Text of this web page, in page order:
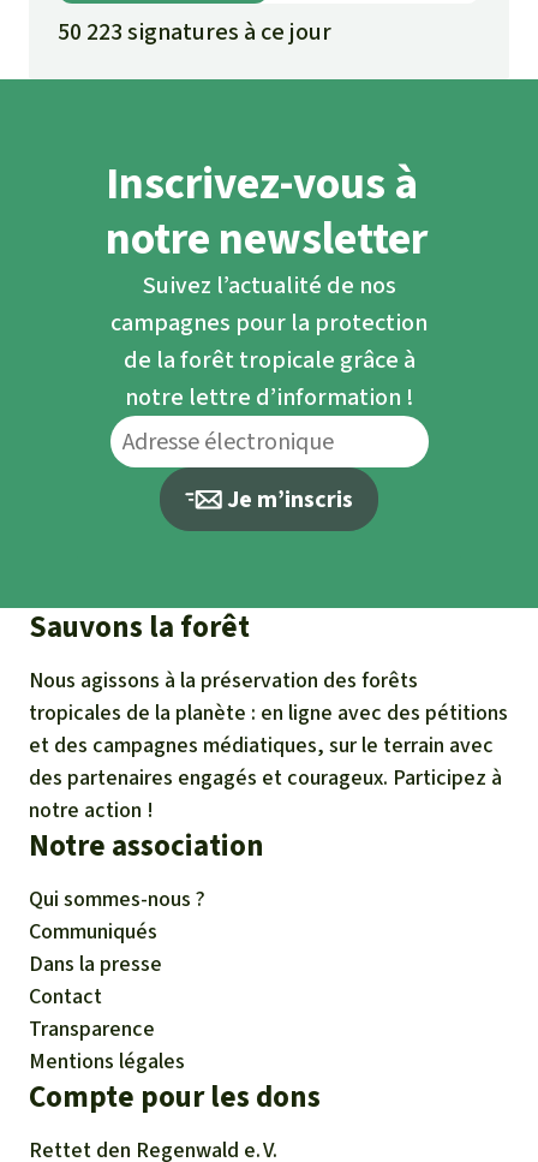
50 223 signatures à ce jour
Inscrivez-vous à
notre newsletter
Suivez l’actualité de nos
campagnes pour la protection
de la forêt tropicale grâce à
notre lettre d’information !
Je m’inscris
Sauvons la forêt
Nous agissons à la préservation des forêts
tropicales de la planète : en ligne avec des pétitions
et des campagnes médiatiques, sur le terrain avec
des partenaires engagés et courageux. Participez à
notre action !
Notre association
Qui sommes-nous ?
Communiqués
Dans la presse
Contact
Transparence
Mentions légales
Compte pour les dons
Rettet den Regenwald e. V.